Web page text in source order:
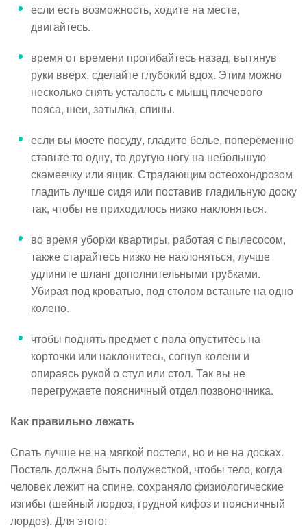
если есть возможность, ходите на месте,
двигайтесь.
время от времени прогибайтесь назад, вытянув
руки вверх, сделайте глубокий вдох. Этим можно
несколько снять усталость с мышц плечевого
пояса, шеи, затылка, спины.
если вы моете посуду, гладите белье, попеременно
ставьте то одну, то другую ногу на небольшую
скамеечку или ящик. Страдающим остеохондрозом
гладить лучше сидя или поставив гладильную доску
так, чтобы не приходилось низко наклоняться.
во время уборки квартиры, работая с пылесосом,
также старайтесь низко не наклоняться, лучше
удлините шланг дополнительными трубками.
Убирая под кроватью, под столом встаньте на одно
колено.
чтобы поднять предмет с пола опуститесь на
корточки или наклонитесь, согнув колени и
опираясь рукой о стул или стол. Так вы не
перегружаете поясничный отдел позвоночника.
Как правильно лежать
Спать лучше не на мягкой постели, но и не на досках.
Постель должна быть полужесткой, чтобы тело, когда
человек лежит на спине, сохраняло физиологические
изгибы (шейный лордоз, грудной кифоз и поясничный
лордоз). Для этого: